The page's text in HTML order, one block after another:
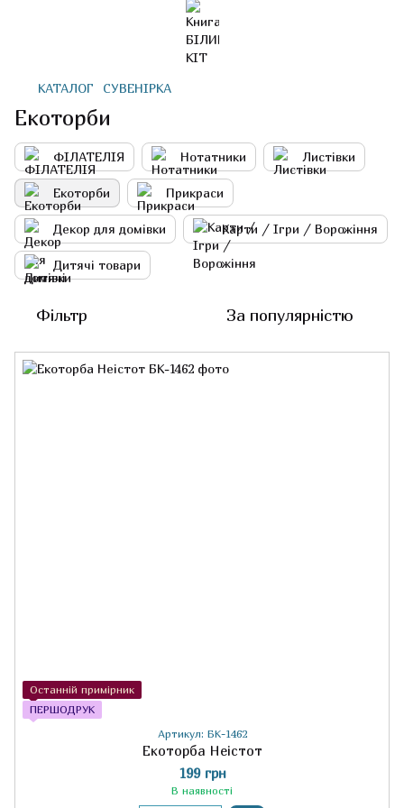
КАТАЛОГ СУВЕНІРКА
Екоторби
ФІЛАТЕЛІЯ Нотатники Листівки
Екоторби Прикраси
Декор для домівки Карти / Ігри / Ворожіння
Дитячі товари
Фільтр За популярністю
Останній примірник
ПЕРШОДРУК
Артикул: БК-1462
Екоторба Неістот
199 грн
В наявності